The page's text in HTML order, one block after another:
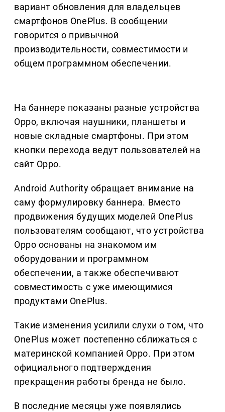
вариант обновления для владельцев
смартфонов OnePlus. В сообщении
говорится о привычной
производительности, совместимости и
общем программном обеспечении.
На баннере показаны разные устройства
Oppo, включая наушники, планшеты и
новые складные смартфоны. При этом
кнопки перехода ведут пользователей на
сайт Oppo.
Android Authority обращает внимание на
саму формулировку баннера. Вместо
продвижения будущих моделей OnePlus
пользователям сообщают, что устройства
Oppo основаны на знакомом им
оборудовании и программном
обеспечении, а также обеспечивают
совместимость с уже имеющимися
продуктами OnePlus.
Такие изменения усилили слухи о том, что
OnePlus может постепенно сближаться с
материнской компанией Oppo. При этом
официального подтверждения
прекращения работы бренда не было.
В последние месяцы уже появлялись